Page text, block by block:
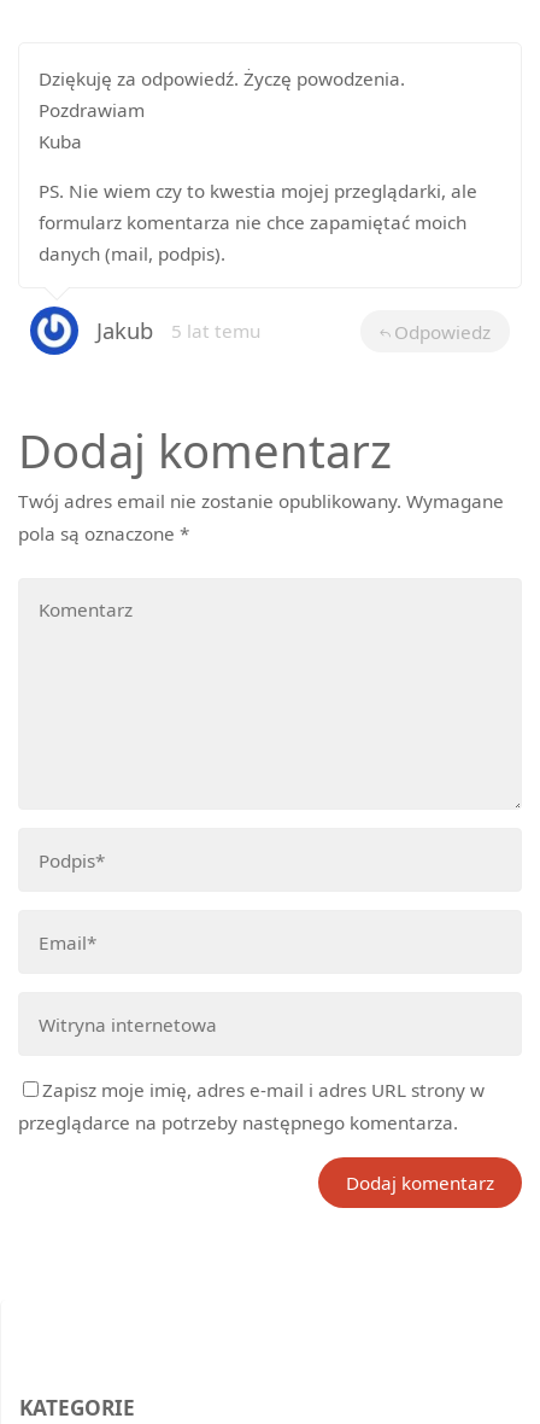
Dziękuję za odpowiedź. Życzę powodzenia.
Pozdrawiam
Kuba
PS. Nie wiem czy to kwestia mojej przeglądarki, ale
formularz komentarza nie chce zapamiętać moich
danych (mail, podpis).
Jakub 5 lat temu Odpowiedz
Dodaj komentarz
Twój adres email nie zostanie opublikowany. Wymagane
pola są oznaczone*
Zapisz moje imię, adres e-mail i adres URL strony w
przeglądarce na potrzeby następnego komentarza.
KATEGORIE